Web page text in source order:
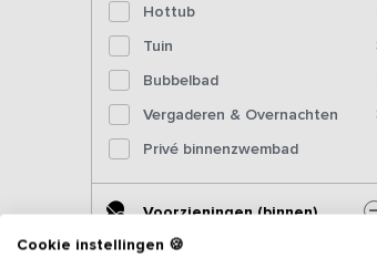
Hottub
Tuin
Bubbelbad
Vergaderen & Overnachten
Privé binnenzwembad
Voorzieningen (binnen)
Cookie instellingen 🍪